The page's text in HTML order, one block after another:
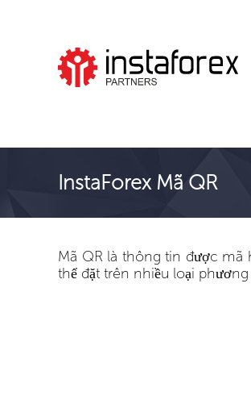
InstaForex Mã QR
Mã QR là thông tin được mã
thể đặt trên nhiều loại